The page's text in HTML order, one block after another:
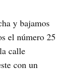
y bajamos
el número 25
calle
con un